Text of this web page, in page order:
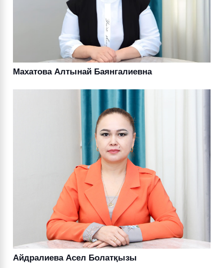
Махатова Алтынай Баянгалиевна
Айдралиева Асел Болатқызы